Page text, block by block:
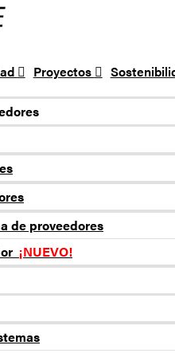
Proyectos
de proveedores
¡NUEVO!